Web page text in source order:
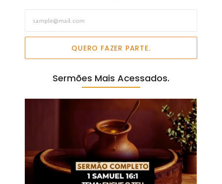
QUERO FAZER PARTE.
Sermões Mais Acessados.